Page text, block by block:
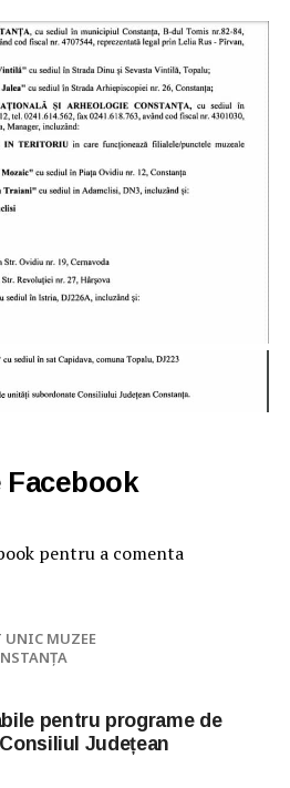
Facebook
pentru a comenta
UNIC MUZEE
pentru programe de
Județean